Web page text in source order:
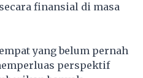
finansial di masa
yang belum pernah
perspektif